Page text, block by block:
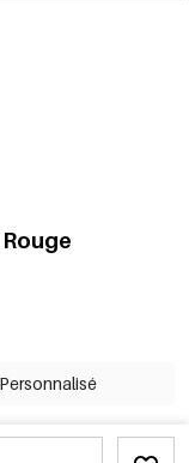
Personnalisé